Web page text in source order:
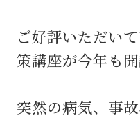
ご好評いただい
策講座が今年も開
突然の病気、事